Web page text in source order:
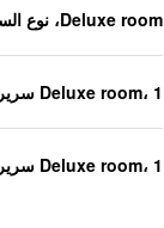
Deluxe room، نوع السرير غير معروف
Deluxe room، 1 سرير كينغ
Deluxe room، 1 سرير كينغ